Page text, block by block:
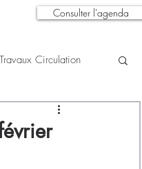
Consulter l'agenda
Travaux Circulation
A la une